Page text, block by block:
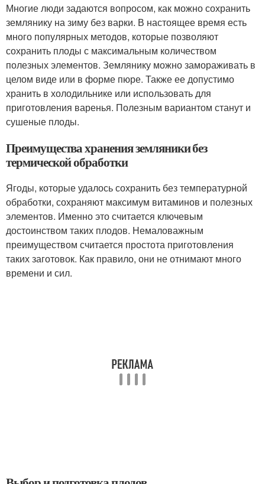
Многие люди задаются вопросом, как можно сохранить
землянику на зиму без варки. В настоящее время есть
много популярных методов, которые позволяют
сохранить плоды с максимальным количеством
полезных элементов. Землянику можно замораживать в
целом виде или в форме пюре. Также ее допустимо
хранить в холодильнике или использовать для
приготовления варенья. Полезным вариантом станут и
сушеные плоды.
Преимущества хранения земляники без
термической обработки
Ягоды, которые удалось сохранить без температурной
обработки, сохраняют максимум витаминов и полезных
элементов. Именно это считается ключевым
достоинством таких плодов. Немаловажным
преимуществом считается простота приготовления
таких заготовок. Как правило, они не отнимают много
времени и сил.